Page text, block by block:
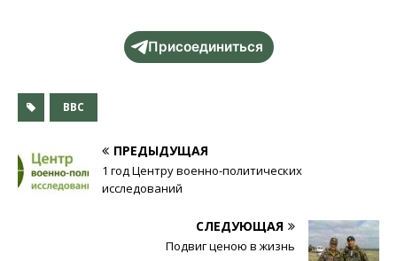
Присоединиться
ВВС
ПРЕДЫДУЩАЯ
1 год Центру военно-политических
исследований
СЛЕДУЮЩАЯ
Подвиг ценою в жизнь